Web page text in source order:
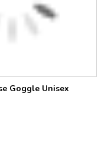
Goggle Unisex